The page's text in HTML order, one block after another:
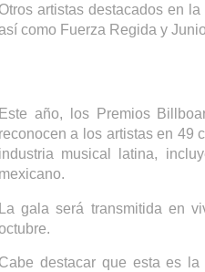
Otros artistas destacados en
como Fuerza Regida y
Este año, los Premios
reconocena los artistas en 49
industria musical latina,
mexicano.
La gala será transmitida en
.
Cabe destacar que esta es